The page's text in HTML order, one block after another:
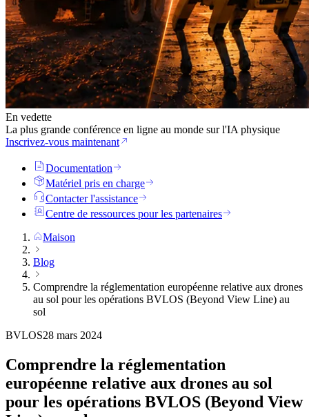
En vedette
La plus grande conférence en ligne au monde sur l'IA physique
Inscrivez-vous maintenant
Documentation
Matériel pris en charge
Contacter l'assistance
Centre de ressources pour les partenaires
Maison
Blog
Comprendre la réglementation européenne relative aux drones
au sol pour les opérations BVLOS (Beyond View Line) au
sol
BVLOS28 mars 2024
Comprendre la réglementation
européenne relative aux drones au sol
pour les opérations BVLOS (Beyond View